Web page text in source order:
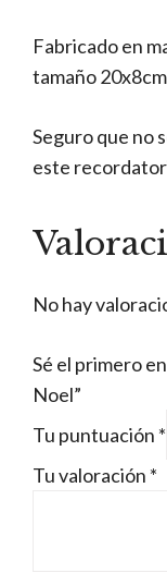
Fabricado en
tamaño 20x8cm
Seguro que no
este
No hay
Sé el primero
Noel”
Tu puntuación *
Tu valoración *